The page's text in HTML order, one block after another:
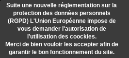
Suite une nouvelle réglementation sur la
protection des données personnels
(RGPD) L'Union Européenne impose de
vous demander l'autorisation de
l'utilisation des coockies.
Merci de bien vouloir les accepter afin de
garantir le bon fonctionnement du site.